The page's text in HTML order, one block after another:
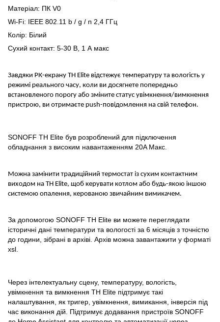
Матеріал: ПК V0
Wi-Fi: IEEE 802.11 b / g / n 2,4 ГГц
Колір: Білий
Сухий контакт: 5-30 В, 1 А макс
Завдяки РК-екрану TH Elite відстежує температуру та вологість у
режимі реального часу, коли ви досягнете попередньо
встановленого порогу або зміните статус увімкнення/вимкнення
пристрою, ви отримаєте push-повідомлення на свій телефон.
SONOFF TH Elite був розроблений для підключення
обладнання з високим навантаженням 20A Макс.
Можна замінити традиційний термостат із сухим контактним
виходом на TH Elite, щоб керувати котлом або будь-якою іншою
системою опалення, керованою звичайним вимикачем.
За допомогою SONOFF TH Elite ви можете переглядати
історичні дані температури та вологості за 6 місяців з точністю
до години, зібрані в архіві. Архів можна завантажити у форматі
xsl.
Через інтелектуальну сцену, температуру, вологість,
увімкнення та вимкнення TH Elite підтримує такі
налаштування, як тригер, увімкнення, вимикання, інверсія під
час виконання дій. Підтримує додавання пристроїв SONOFF